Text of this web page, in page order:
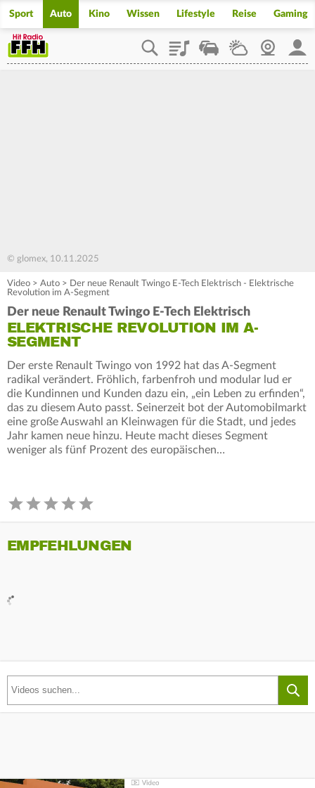
Sport Auto Kino Wissen Lifestyle Reise Gaming
PlaylistStaupilotWetterWebcam
© glomex, 10.11.2025
Video > Auto > Der neue Renault Twingo E-Tech Elektrisch - Elektrische
Revolution im A-Segment
Der neue Renault Twingo E-Tech Elektrisch
ELEKTRISCHE REVOLUTION IM A-
SEGMENT
Der erste Renault Twingo von 1992 hat das A-Segment
radikal verändert. Fröhlich, farbenfroh und modular lud er
die Kundinnen und Kunden dazu ein, „ein Leben zu erfinden“,
das zu diesem Auto passt. Seinerzeit bot der Automobilmarkt
eine große Auswahl an Kleinwagen für die Stadt, und jedes
Jahr kamen neue hinzu. Heute macht dieses Segment
weniger als fünf Prozent des europäischen…
EMPFEHLUNGEN